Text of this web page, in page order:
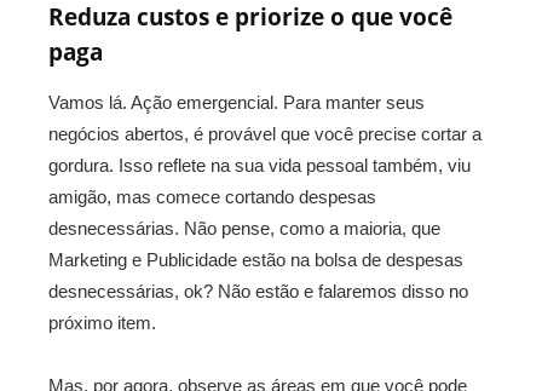
Reduza custos e priorize o que você
paga
Vamos lá. Ação emergencial. Para manter seus
negócios abertos, é provável que você precise cortar a
gordura. Isso reflete na sua vida pessoal também, viu
amigão, mas comece cortando despesas
desnecessárias. Não pense, como a maioria, que
Marketing e Publicidade estão na bolsa de despesas
desnecessárias, ok? Não estão e falaremos disso no
próximo item.
Mas, por agora, observe as áreas em que você pode